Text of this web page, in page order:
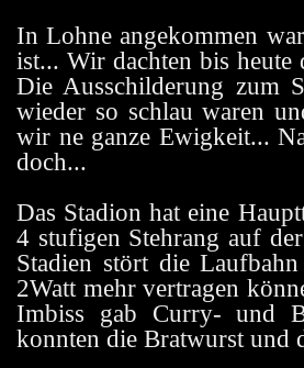
In Lohne angekommen
ist... Wir dachten bis heute
Die Ausschilderung zum
wieder so schlau waren
wir ne ganze Ewigkeit...
doch...
Das Stadion hat eine
4 stufigen Stehrang auf
Stadien stört die
2Watt mehr vertragen
Imbiss gab Curry- und
konnten die Bratwurst und